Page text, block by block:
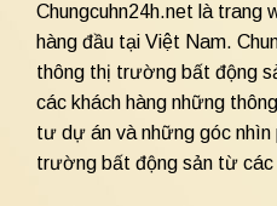
Chungcuhn24h.net là trang
hàng đầu tại Việt Nam.
thông thị trường bất động
các khách hàng những
tư dự án và những góc nhìn
trường bất động sản từ các